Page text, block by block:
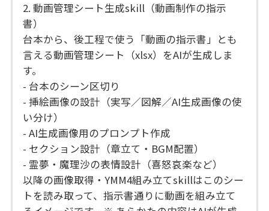
2. 動画管理シート生成skill（動画制作の指示
書）
台本から、後工程で使う「動画の指示書」とも
言える動画管理シート（xlsx）をAIが生成しま
す。
- 台本のシーン区切り
- 挿絵画像の設計（実写／図解／AI生成画像の使
い分け）
- AI生成画像用のプロンプト作成
- セクション設計（章立て・BGM配置）
- 霊夢・魔理沙の表情設計（喜怒哀楽など）
以降の画像取得・YMM4組み立てskillはこのシー
トを読み取って、指示書通りに動画を組み立て